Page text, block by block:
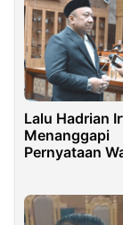
Lalu Hadrian
Menanggapi
Pernyataan
Zonasi